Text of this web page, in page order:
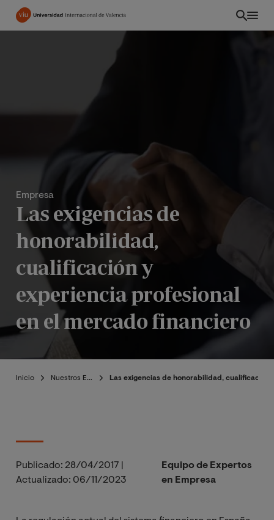
Pasar
Empresa
Las exigencias de
honorabilidad,
cualificación y
experiencia profesional
en el mercado financiero
Inicio Nuestros Expertos Las exigencias de honorabilidad,
Publicado: 28/04/2017
Actualizado: 06/11/2023
Equipo de Expertos
en Empresa